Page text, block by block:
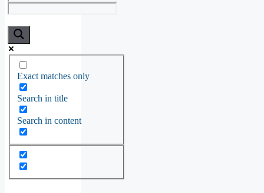
Exact matches only
Search in title
Search in content